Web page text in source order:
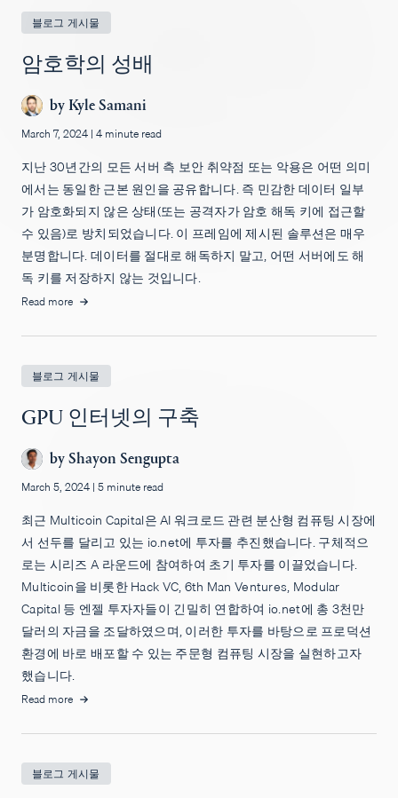
블로그 게시물
암호학의 성배
by Kyle Samani
March 7, 2024 | 4 minute read
지난 30년간의 모든 서버 측 보안 취약점 또는 악용은 어떤 의미
에서는 동일한 근본 원인을 공유합니다. 즉 민감한 데이터 일부
가 암호화되지 않은 상태(또는 공격자가 암호 해독 키에 접근할
수 있음)로 방치되었습니다. 이 프레임에 제시된 솔루션은 매우
분명합니다. 데이터를 절대로 해독하지 말고, 어떤 서버에도 해
독 키를 저장하지 않는 것입니다.
Read more
블로그 게시물
GPU 인터넷의 구축
byShayon Sengupta
March 5, 2024 | 5 minute read
최근 Multicoin Capital은 AI 워크로드 관련 분산형 컴퓨팅 시장에
서 선두를 달리고 있는 io.net에 투자를 추진했습니다. 구체적으
로는 시리즈 A 라운드에 참여하여 초기 투자를 이끌었습니다.
Multicoin을 비롯한 Hack VC, 6th Man Ventures, Modular
Capital 등 엔젤 투자자들이 긴밀히 연합하여 io.net에 총 3천만
달러의 자금을 조달하였으며, 이러한 투자를 바탕으로 프로덕션
환경에 바로 배포할 수 있는 주문형 컴퓨팅 시장을 실현하고자
했습니다.
Read more
블로그 게시물